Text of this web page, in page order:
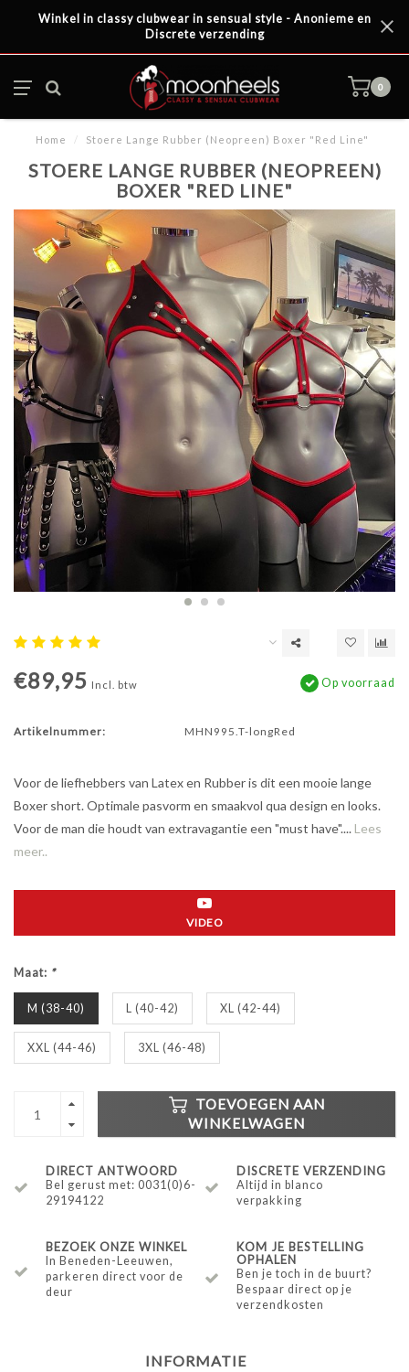
Winkel in classy clubwear in sensual style - Anonieme en
Discrete verzending
0
Home / Stoere Lange Rubber (Neopreen) Boxer "Red Line"
STOERE LANGE RUBBER (NEOPREEN)
BOXER "RED LINE"
€89,95 Incl. btw Op voorraad
Artikelnummer: MHN995.T-longRed
Voor de liefhebbers van Latex en Rubber is dit een mooie lange
Boxer short. Optimale pasvorm en smaakvol qua design en looks.
Voor de man die houdt van extravagantie een "must have".... Lees
meer..
VIDEO
Maat: *
M (38-40) L (40-42) XL (42-44)
XXL (44-46) 3XL (46-48)
TOEVOEGEN AAN
WINKELWAGEN
DIRECT ANTWOORD
Bel gerust met: 0031(0)6-
29194122
DISCRETE VERZENDING
Altijd in blanco
verpakking
BEZOEK ONZE WINKEL
In Beneden-Leeuwen,
parkeren direct voor de
deur
KOM JE BESTELLING
OPHALEN
Ben je toch in de buurt?
Bespaar direct op je
verzendkosten
INFORMATIE